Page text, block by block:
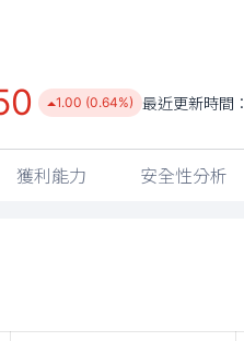
1.00 (0.64%) 最近更新時間：
獲利能力 安全性分析